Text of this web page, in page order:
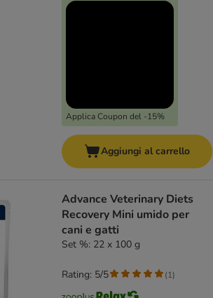
Applica Coupon del -15%
Aggiungi al carrello
Advance Veterinary Diets
Recovery Mini umido per
cani e gatti
Set %: 22 x 100 g
Rating: 5/5 (1)